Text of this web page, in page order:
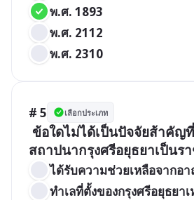
พ.ศ. 1893
พ.ศ. 2112
พ.ศ. 2310
# 5 เลือกประเภท
สถาปนากรุงศรีอยุธยาเป็นร
ได้รับความช่วยเหลือจากอา
ทำเลที่ตั้งของกรุงศรีอยุธยา